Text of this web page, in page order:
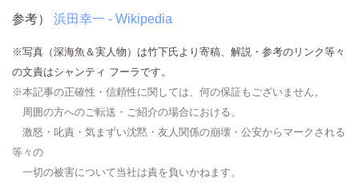
参考） 浜田幸一 - Wikipedia
※写真（深海魚＆実人物）は竹下氏より寄稿、解説・参考のリンク等々
の文責はシャンティ フーラです。
※本記事の正確性・信頼性に関しては、何の保証もございません。
周囲の方へのご転送・ご紹介の場合における、
激怒・叱責・気まずい沈黙・友人関係の崩壊・公安からマークされる
等々の
一切の被害について当社は責を負いかねます。